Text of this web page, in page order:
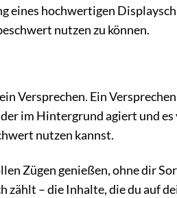
eines hochwertigen
nutzen zu können.
Versprechen. Ein
im Hintergrund agiert und
nutzen kannst.
Zügen genießen, ohne dir
zählt – die Inhalte, die du auf